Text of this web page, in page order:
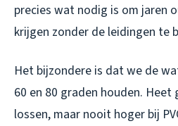
precies wat nodig is om jaren
krijgen zonder de leidingen te
Het bijzondere is dat we de
60 en 80 graden houden.
lossen, maar nooit hoger bij